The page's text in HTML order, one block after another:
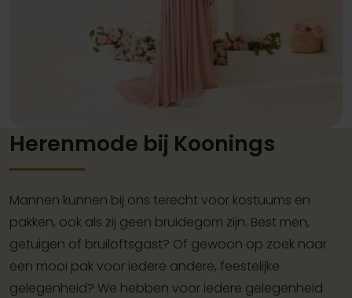
Herenmode bij Koonings
Mannen kunnen bij ons terecht voor kostuums en
pakken, ook als zij geen bruidegom zijn. Best men,
getuigen of bruiloftsgast? Of gewoon op zoek naar
een mooi pak voor iedere andere, feestelijke
gelegenheid? We hebben voor iedere gelegenheid